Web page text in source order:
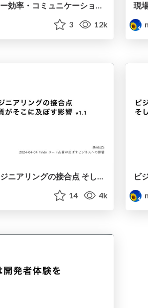
内部品質・フロー効率・コミュニケーションコストを悪化させ現場を苦しめかねない16の組織設計アンチパターン［超簡易版］ / 16 Organization Design Anti-Patterns for Software Development
3 12k
ビジネスとエンジニアリングの接合点 そしてコード品質がそこに及ぼす影響 v1.1 / The Intersections of Business and Engineering, and The Impact of Code Quality There (v1.1)
14 4k